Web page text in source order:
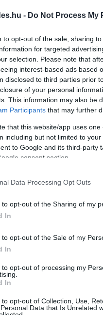
- Do Not Process My
to opt-out of the sale, sharing
for targeted
selection. Please note that
interest-based ads based
disclosed to third parties prior
of your personal
This information may also be
Participants that may further
that this website/app uses
including but not limited to
to Google and its third-party
consent section.
Data Processing Opt Outs
to opt-out of the Sharing of my
In
to opt-out of the Sale of my
In
to opt-out of processing my
In
to opt-out of Collection, Use,
Data that Is Unrelated
az
2.
29.